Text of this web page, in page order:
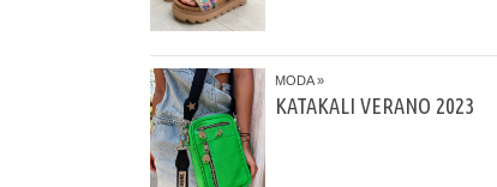
MODA
KATAKALI VERANO 2023